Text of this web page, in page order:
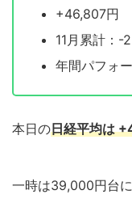
+46,807円
11月累計：-
年間パフォ
本日の日経平均は
一時は39,000円台